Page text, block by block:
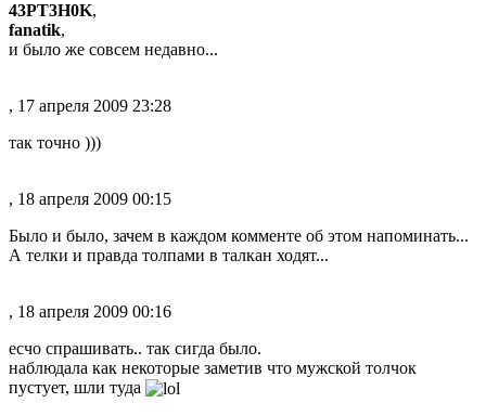
43PT3H0K,
fanatik,
и было же совсем недавно...
, 17 апреля 2009 23:28
так точно )))
, 18 апреля 2009 00:15
Было и было, зачем в каждом комменте об этом напоминать...
А телки и правда толпами в талкан ходят...
, 18 апреля 2009 00:16
есчо спрашивать.. так сигда было.
наблюдала как некоторые заметив что мужской толчок
пустует, шли туда